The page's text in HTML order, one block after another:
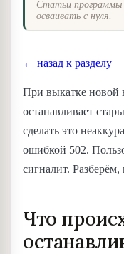
Статьи
осваивать с нуля.
← назад к разделу
При выкатке новой
останавливает
сделать это
ошибкой 502.
сигналит. Разберём,
Что